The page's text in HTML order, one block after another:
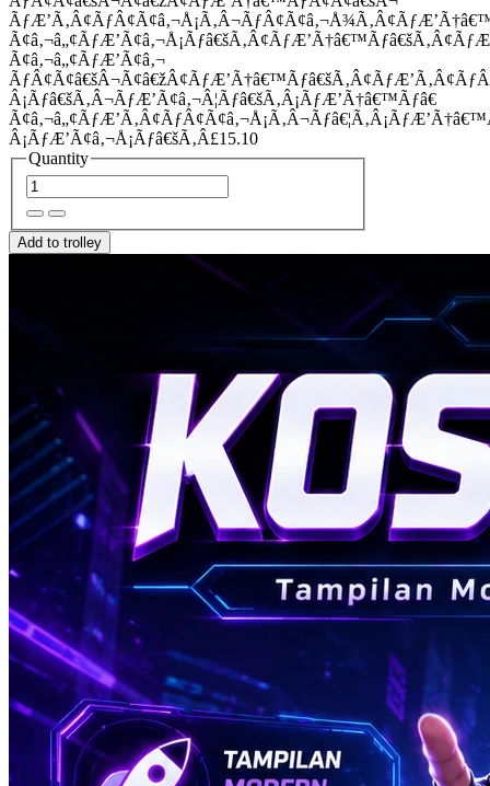
Ã¢â‚¬â„¢ÃƒÆ’Ã¢â‚¬
Â¡Ãƒâ€šÃ‚Â¬ÃƒÆ’Ã¢â‚¬Â¦Ãƒâ€šÃ‚Â¡ÃƒÆ’Ã†â€™Ãƒâ€
Â¡ÃƒÆ’Ã¢â‚¬Å¡Ãƒâ€šÃ‚Â£15.10
Quantity
Add to trolley